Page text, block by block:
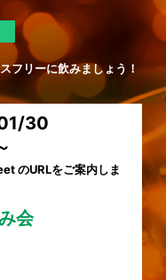
フリーに飲みましょう！
30
のURLをご案内しま
会